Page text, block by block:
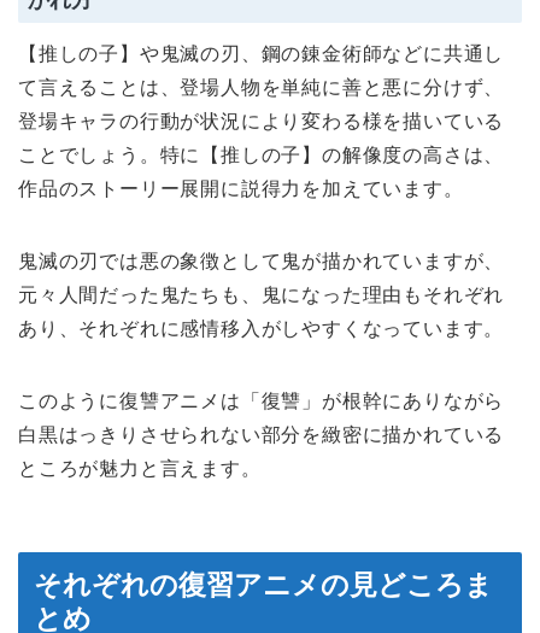
【推しの子】や鬼滅の刃、鋼の錬金術師などに共通し
て言えることは、登場人物を単純に善と悪に分けず、
登場キャラの行動が状況により変わる様を描いている
ことでしょう。特に【推しの子】の解像度の高さは、
作品のストーリー展開に説得力を加えています。
鬼滅の刃では悪の象徴として鬼が描かれていますが、
元々人間だった鬼たちも、鬼になった理由もそれぞれ
あり、それぞれに感情移入がしやすくなっています。
このように復讐アニメは「復讐」が根幹にありながら
白黒はっきりさせられない部分を緻密に描かれている
ところが魅力と言えます。
それぞれの復習アニメの見どころま
とめ